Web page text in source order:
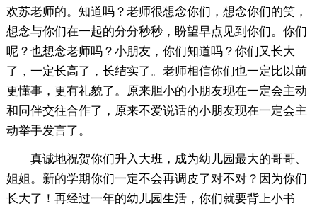
欢苏老师的。知道吗？老师很想念你们，想念你们的笑，
想念与你们在一起的分分秒秒，盼望早点见到你们。你们
呢？也想念老师吗？小朋友，你们知道吗？你们又长大
了，一定长高了，长结实了。老师相信你们也一定比以前
更懂事，更有礼貌了。原来胆小的小朋友现在一定会主动
和同伴交往合作了，原来不爱说话的小朋友现在一定会主
动举手发言了。
真诚地祝贺你们升入大班，成为幼儿园最大的哥哥、
姐姐。新的学期你们一定不会再调皮了对不对？因为你们
长大了！再经过一年的幼儿园生活，你们就要背上小书